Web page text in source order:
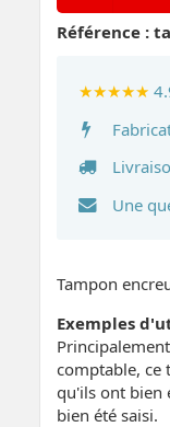
Référence :
★★★★★
Une
Tampon
Exemples
comptable, ce
qu'ils ont bien
bien été saisi.